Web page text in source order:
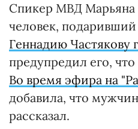
Спикер МВД Марьяна
человек, подаривший
Геннадию Частякову
предупредил его,
Во время эфира на
добавила, что
рассказал.